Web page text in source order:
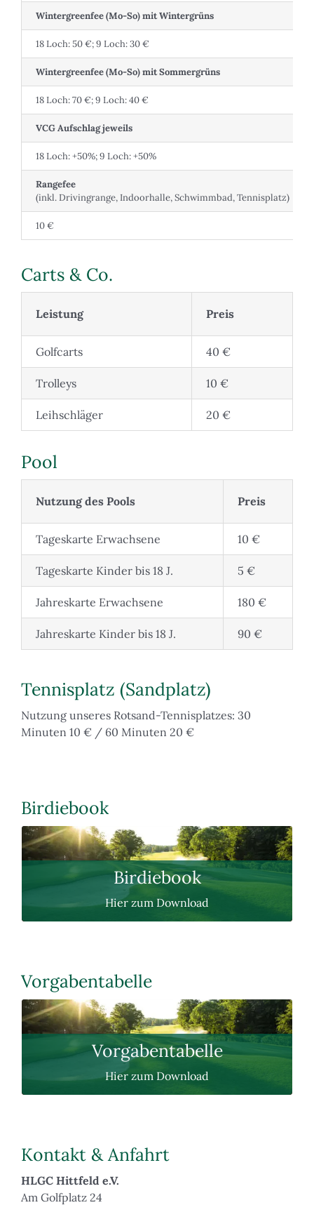
Wintergreenfee (Mo-So) mit Wintergrüns
18 Loch: 50 €; 9 Loch: 30 €
Wintergreenfee (Mo-So) mit Sommergrüns
18 Loch: 70 €; 9 Loch: 40 €
VCG Aufschlag jeweils
18 Loch: +50%; 9 Loch: +50%
Rangefee
(inkl. Drivingrange, Indoorhalle, Schwimmbad, Tennisplatz)
10 €
Carts & Co.
Leistung Preis
Golfcarts 40 €
Trolleys 10 €
Leihschläger 20 €
Pool
Nutzung des Pools Preis
Tageskarte Erwachsene 10 €
Tageskarte Kinder bis 18 J. 5 €
Jahreskarte Erwachsene 180 €
Jahreskarte Kinder bis 18 J. 90 €
Tennisplatz (Sandplatz)
Nutzung unseres Rotsand-Tennisplatzes: 30
Minuten 10 € / 60 Minuten 20 €
Birdiebook
Birdiebook
Hier zum Download
DOWNLOAD
HLGC_Birdiebook_2023
Vorgabentabelle
Vorgabentabelle
Hier zum Download
DOWNLOAD
Vorgabentabelle
Kontakt & Anfahrt
HLGC Hittfeld e.V.
Am Golfplatz 24